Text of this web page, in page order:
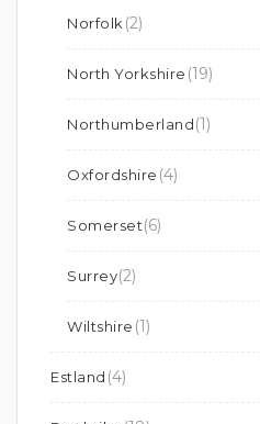
Norfolk (2)
North Yorkshire (19)
Northumberland(1)
Oxfordshire (4)
Somerset(6)
Surrey(2)
Wiltshire (1)
Estland (4)